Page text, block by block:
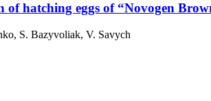
hatching eggs of “Novogen
S. Bazyvoliak, V. Savych